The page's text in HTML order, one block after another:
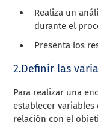
Realiza un
durante el
Presenta los
2.Definir las
Para realizar una
establecer
relación con el